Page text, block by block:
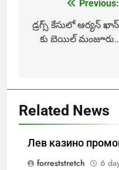
navigation
Previous:
డ్రగ్స్ కేసులో ఆర్యన్ ఖాన్
కు బెయిల్ మంజూరు..
Related News
Лев казино
forreststretch
6